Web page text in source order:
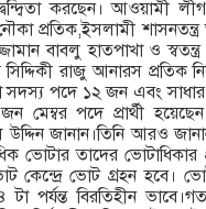
করছেন। আওয়ামী
প্রতিক,ইসলামী শাসনতন্ত্র
বাবলু হাতপাখা ও স্বতন্ত্র
রাজু আনারস প্রতিক
সদস্য পদে ১২ জন এবং
পদে প্রার্থী
উদ্দিন জানান।তিনি আরও
ভোটার তাদের
কেন্দ্রে ভোট গ্রহন হবে।
পর্যন্ত বিরতিহীন